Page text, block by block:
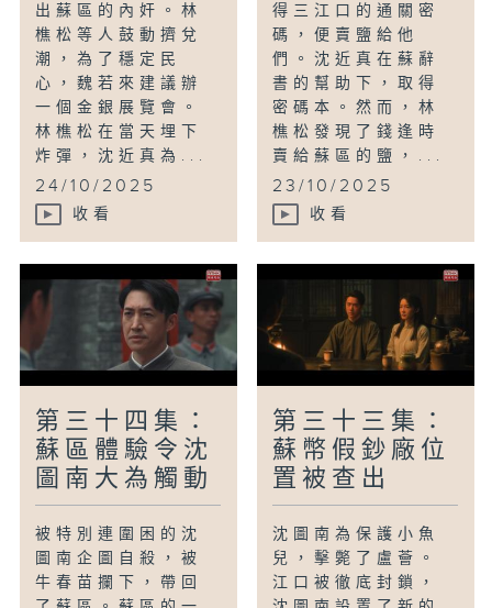
出蘇區的內奸。林
樵松等人鼓動擠兌
潮，為了穩定民
心，魏若來建議辦
一個金銀展覽會。
林樵松在當天埋下
炸彈，沈近真為...
24/10/2025
收看
得三江口的通關密
碼，便賣鹽給他
們。沈近真在蘇辭
書的幫助下，取得
密碼本。然而，林
樵松發現了錢逢時
賣給蘇區的鹽，...
23/10/2025
收看
第三十四集：
蘇區體驗令沈
圖南大為觸動
被特別連圍困的沈
圖南企圖自殺，被
牛春苗攔下，帶回
第三十三集：
蘇幣假鈔廠位
置被查出
沈圖南為保護小魚
兒，擊斃了盧薈。
江口被徹底封鎖，